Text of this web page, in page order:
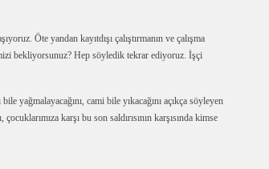
Öte yandan kayıtdışı çalıştırmanın ve çalışma
bekliyorsunuz? Hep söyledik tekrar ediyoruz. İşçi
yağmalayacağını, cami bile yıkacağını açıkça söyleyen
karşı bu son saldırısının karşısında kimse